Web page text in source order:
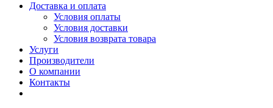
Доставка и оплата
Условия оплаты
Условия доставки
Условия возврата товара
Услуги
Производители
О компании
Контакты